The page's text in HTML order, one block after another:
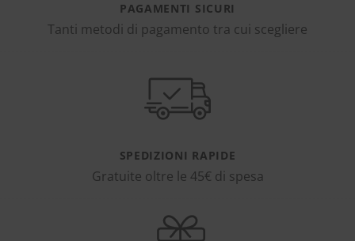
PAGAMENTI SICURI
Tanti metodi di pagamento tra cui scegliere
SPEDIZIONI RAPIDE
Gratuite oltre le 45€ di spesa